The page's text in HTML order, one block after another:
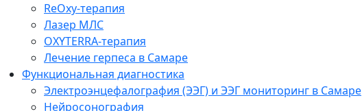
ReOxy-терапия
Лазер МЛС
OXYTERRA-терапия
Лечение герпеса в Самаре
Функциональная диагностика
Электроэнцефалография (ЭЭГ) и ЭЭГ мониторинг в Самаре
Нейросонография